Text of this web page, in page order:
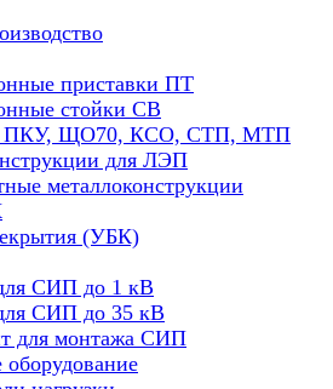
приставки ПТ
стойки СВ
ПКУ, ЩО70, КСО, СТП, МТП
для ЛЭП
металлоконструкции
(УБК)
СИП до 1 кВ
СИП до 35 кВ
для монтажа СИП
оборудование